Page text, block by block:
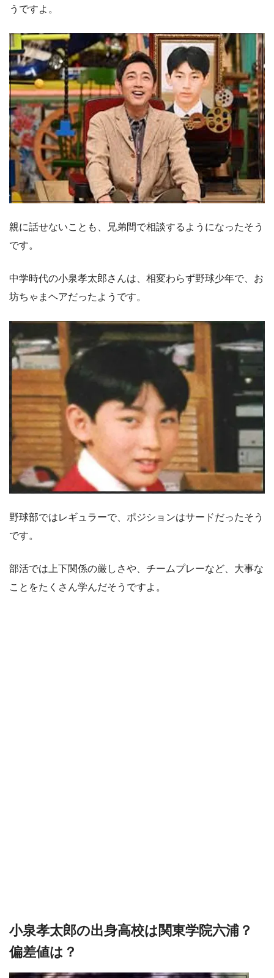
うですよ。
親に話せないことも、兄弟間で相談するようになったそう
です。
中学時代の小泉孝太郎さんは、相変わらず野球少年で、お
坊ちゃまヘアだったようです。
野球部ではレギュラーで、ポジションはサードだったそう
です。
部活では上下関係の厳しさや、チームプレーなど、大事な
ことをたくさん学んだそうですよ。
小泉孝太郎の出身高校は関東学院六浦？
偏差値は？